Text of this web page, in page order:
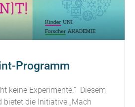
Programm
keine Experimente.“ Diesem
bietet die Initiative „Mach